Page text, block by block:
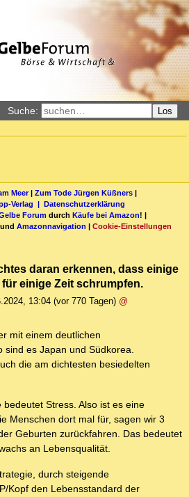
Suche: Los
Meer| Zum Tode Jürgen Küßners |
Verlag | Datenschutzerklärung
Forum durch Käufe bei Amazon! |
und Amazonnavigation | Cookie-Einstellungen
daran erkennen, dass einige
einige Zeit schrumpfen.
13:04 (vor 770 Tagen) @
mit einem deutlichen
sind es Japan und Südkorea.
die am dichtesten besiedelten
Stress. Also ist es eine
Menschen dort mal für, sagen wir 3
Geburten zurückfahren. Das bedeutet
an Lebensqualität.
durch steigende
Kopf den Lebensstandard der